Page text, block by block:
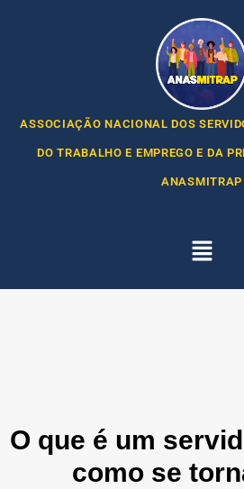
ASSOCIAÇÃO NACIONAL DOS
DO TRABALHO E EMPREGO E DA
ANASMITRAP
O que é um
como se